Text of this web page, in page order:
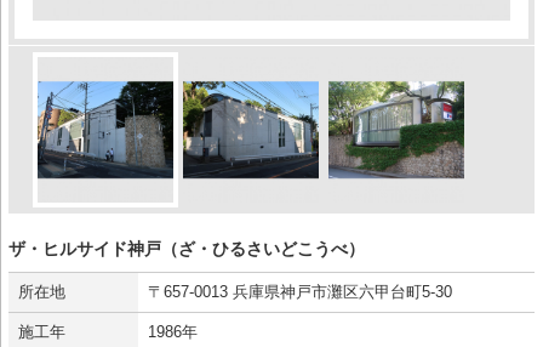
ザ・ヒルサイド神戸（ざ・ひるさいどこうべ）
所在地 〒657-0013 兵庫県神戸市灘区六甲台町5-30
施工年 1986年